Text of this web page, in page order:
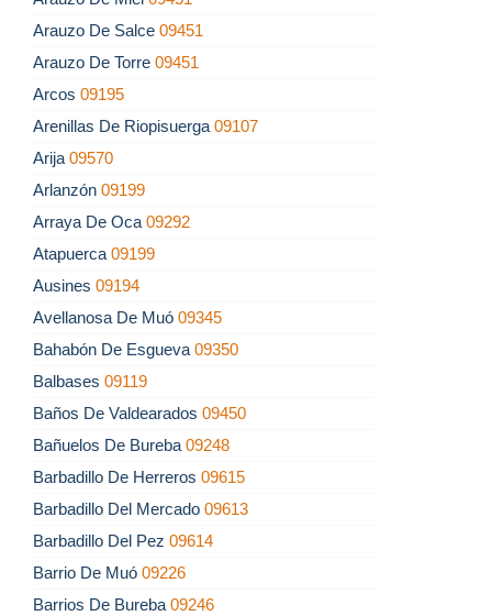
Arauzo De Salce 09451
Arauzo De Torre 09451
Arcos 09195
Arenillas De Riopisuerga 09107
Arija 09570
Arlanzón 09199
Arraya De Oca 09292
Atapuerca 09199
Ausines 09194
Avellanosa De Muó 09345
Bahabón De Esgueva 09350
Balbases 09119
Baños De Valdearados 09450
Bañuelos De Bureba 09248
Barbadillo De Herreros 09615
Barbadillo Del Mercado 09613
Barbadillo Del Pez 09614
Barrio De Muó 09226
Barrios De Bureba 09246